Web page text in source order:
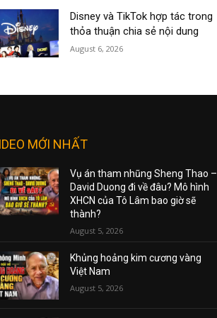
Disney và TikTok hợp tác trong
thỏa thuận chia sẻ nội dung
August 6, 2026
MỚI NHẤT
Vụ án tham nhũng Sheng Thao –
David Duong đi về đâu? Mô hình
XHCN của Tô Lâm bao giờ sẽ
thành?
August 5, 2026
Khủng hoảng kim cương vàng
Việt Nam
August 5, 2026